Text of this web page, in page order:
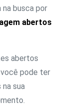
busca por
abertos
abertos
você pode ter
sua